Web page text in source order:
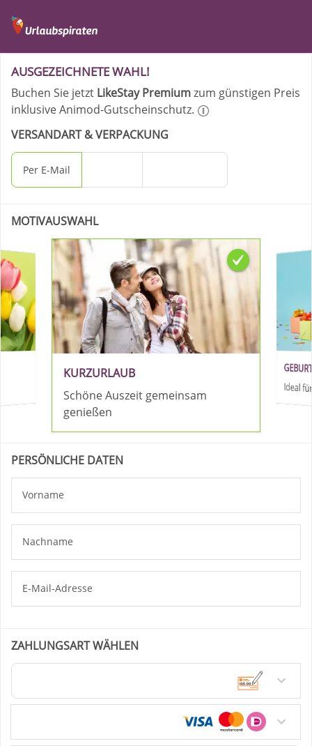
Ihre Bestellung -
AUSGEZEICHNETE WAHL!
Buchen Sie jetzt LikeStay Premiumzum günstigen Preis
inklusive Animod-Gutscheinschutz.
VERSANDART & VERPACKUNG
Per E-Mail
MOTIVAUSWAHL
KURZURLAUB
Schöne Auszeit gemeinsam
genießen
Ideal
PERSÖNLICHE DATEN
ZAHLUNGSART WÄHLEN